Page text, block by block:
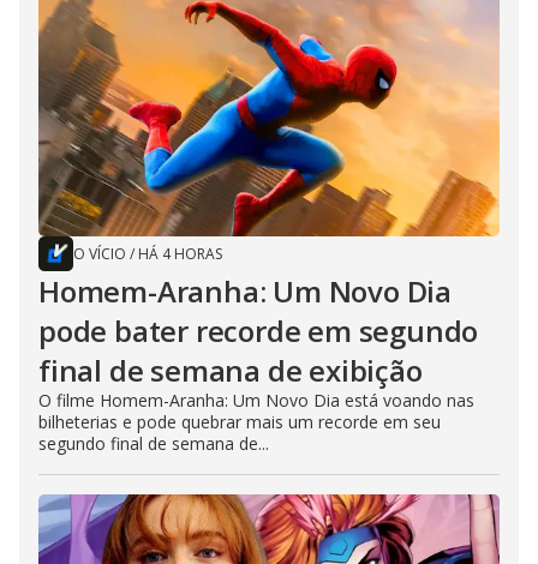
O VÍCIO / HÁ 4 HORAS
Homem-Aranha: Um Novo Dia
pode bater recorde em segundo
final de semana de exibição
O filme Homem-Aranha: Um Novo Dia está voando nas
bilheterias e pode quebrar mais um recorde em seu
segundo final de semana de...